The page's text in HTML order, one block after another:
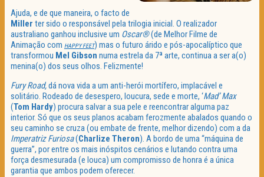
Ajuda, e de que maneira, o facto de
Miller ter sido o responsável pela trilogia inicial. O realizador
australiano ganhou inclusive um Oscar®(de Melhor Filme de
Animação com HAPPY FEET) mas o futuro árido e pós-apocalíptico que
transformou Mel Gibson numa estrela da 7ª arte, continua a ser a(o)
menina(o) dos seus olhos. Felizmente!
Fury Road,dá nova vida a um anti-herói mortífero, implacável e
solitário. Rodeado de desespero, loucura, sede e morte, ‘Mad’ Max
(Tom Hardy) procura salvar a sua pele e reencontrar alguma paz
interior. Só que os seus planos acabam ferozmente abalados quando o
seu caminho se cruza (ou embate de frente, melhor dizendo) com a da
Imperatriz Furiosa(Charlize Theron). A bordo de uma “máquina de
guerra”, por entre os mais inóspitos cenários e lutando contra uma
força desmesurada (e louca) um compromisso de honra é a única
garantia que ambos podem oferecer.